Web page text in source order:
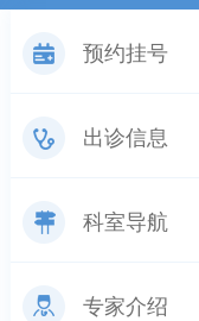
预约挂号
出诊信息
科室导航
专家介绍